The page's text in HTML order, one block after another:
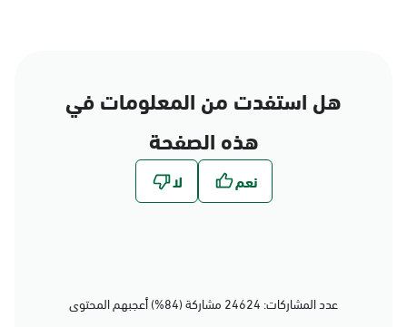
هل استفدت من المعلومات في
هذه الصفحة
عدد المشاركات: 24624 مشاركة (84%) أعجبهم المحتوى